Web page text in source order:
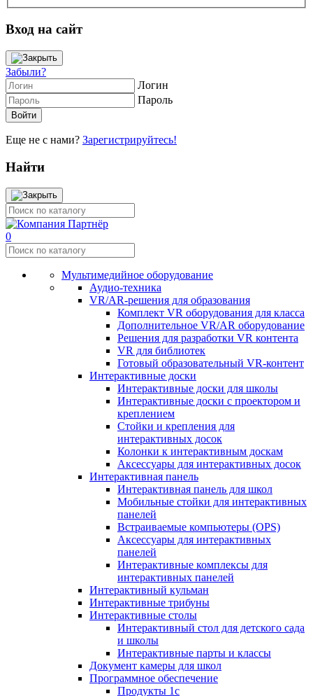
Вход на сайт
Забыли?
Логин
Пароль
Еще не с нами? Зарегистрируйтесь!
Найти
0
Мультимедийное оборудование
Аудио-техника
VR/AR-решения для образования
Комплект VR оборудования для класса
Дополнительное VR/AR оборудование
Решения для разработки VR контента
VR для библиотек
Готовый образовательный VR-контент
Интерактивные доски
Интерактивные доски для школы
Интерактивные доски с проектором и
креплением
Стойки и крепления для
интерактивных досок
Колонки к интерактивным доскам
Аксессуары для интерактивных досок
Интерактивная панель
Интерактивная панель для школ
Мобильные стойки для интерактивных
панелей
Встраиваемые компьютеры (OPS)
Аксессуары для интерактивных
панелей
Интерактивные комплексы для
интерактивных панелей
Интерактивный кульман
Интерактивные трибуны
Интерактивные столы
Интерактивный стол для детского сада
и школы
Интерактивные парты и классы
Документ камеры для школ
Программное обеспечение
Продукты 1с